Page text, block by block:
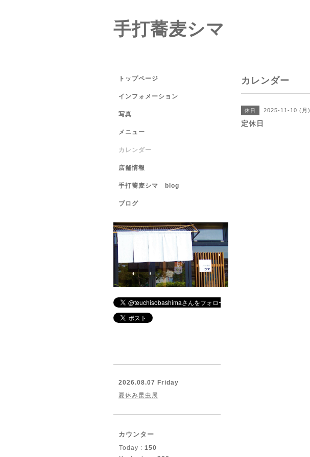
手打蕎麦シマ
カレンダー
休日 2025-11-10 (月)
定休日
トップページ
インフォメーション
写真
メニュー
カレンダー
店舗情報
手打蕎麦シマ blog
ブログ
2026.08.07 Friday
夏休み昆虫展
カウンター
Today : 150